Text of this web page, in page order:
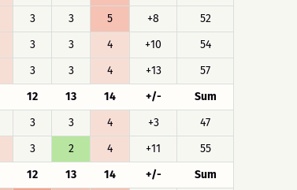
3 3 5 +8
52
3 3 4 +10
54
3 3 4 +13
57
12 13 14 +/-
Sum
3 3 4 +3
47
3 2 4 +11
55
12 13 14 +/-
Sum